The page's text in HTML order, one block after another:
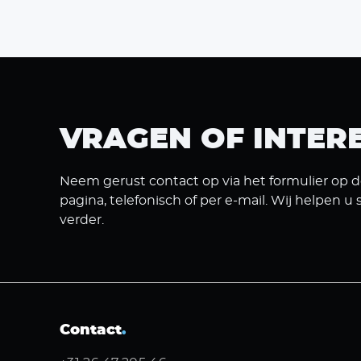
VRAGEN OF
Neem gerust contact op via het formulier op
pagina, telefonisch of per e-mail. Wij helpen u
verder.
Contact.